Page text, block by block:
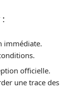
immédiate.
officielle.
une trace des